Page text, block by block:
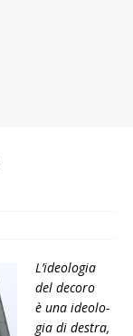
L’ideologia
del decoro
è una ideo­lo­
gia di destra,